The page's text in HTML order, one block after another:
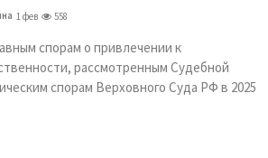
1 фев 558
спорам о привлечении к
рассмотренным Судебной
спорам Верховного Суда РФ в 2025